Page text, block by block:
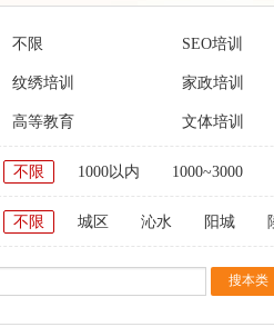
不限 SEO培训
纹绣培训 家政培训
高等教育 文体培训
不限 1000以内 1000~3000
不限 城区 沁水 阳城